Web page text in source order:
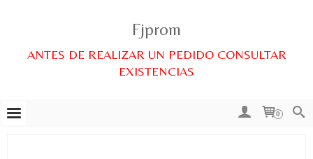
Fjprom
ANTES DE REALIZAR UN PEDIDO CONSULTAR
EXISTENCIAS
0